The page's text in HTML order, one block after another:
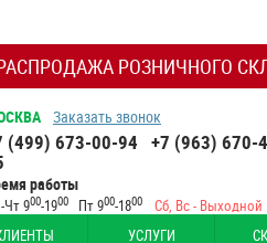
РОЗНИЧНОГО
Заказать звонок
(499) 673-00-94 +7 (963) 670-
работы
Чт 900-1900 Пт 900-1800 Сб, Вс - Выходной
УСЛУГИ